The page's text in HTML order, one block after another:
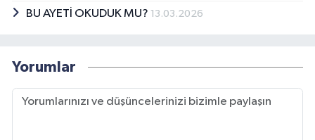
BU AYETİ OKUDUK MU? 13.03.2026
Yorumlar